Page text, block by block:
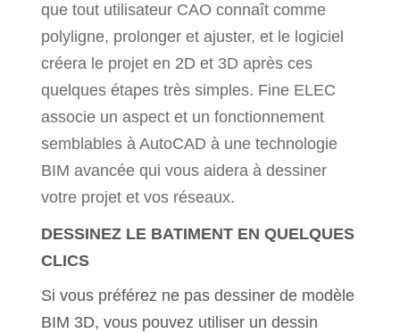
que tout utilisateur CAO connaît comme
polyligne, prolonger et ajuster, et le logiciel
créera le projet en 2D et 3D après ces
quelques étapes très simples. Fine ELEC
associe un aspect et un fonctionnement
semblables à AutoCAD à une technologie
BIM avancée qui vous aidera à dessiner
votre projet et vos réseaux.
DESSINEZ LE BATIMENT EN QUELQUES
CLICS
Si vous préférez ne pas dessiner de modèle
BIM 3D, vous pouvez utiliser un dessin